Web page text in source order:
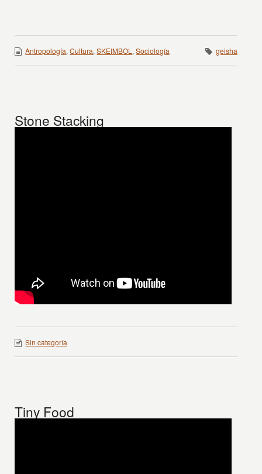
Antropología,Cultura,SKEIMBOL ,Sociología geisha
Stone Stacking
Sin categoría
Tiny Food